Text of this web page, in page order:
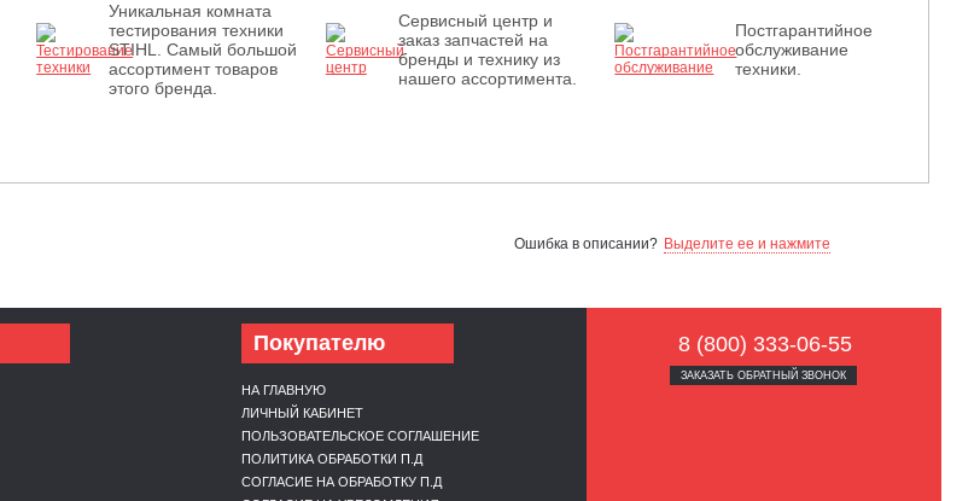
Уникальная комната
тестирования техники
STIHL. Самый большой
ассортимент товаров
этого бренда.
Сервисный центр и
заказ запчастей на
бренды и технику из
нашего ассортимента.
Постгарантийное
обслуживание
техники.
Ошибка в описании? Выделите ее и нажмите
Покупателю
НА ГЛАВНУЮ
ЛИЧНЫЙ КАБИНЕТ
ПОЛЬЗОВАТЕЛЬСКОЕ СОГЛАШЕНИЕ
ПОЛИТИКА ОБРАБОТКИ П.Д
СОГЛАСИЕ НА ОБРАБОТКУ П.Д
8 (800) 333-06-55
ЗАКАЗАТЬ ОБРАТНЫЙ ЗВОНОК